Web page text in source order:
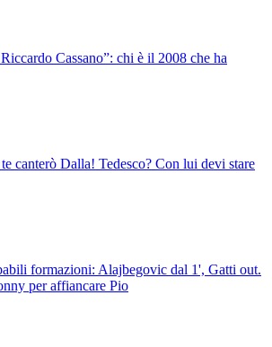
Cassano”: chi è il 2008 che ha
canterò Dalla! Tedesco? Con lui devi stare
formazioni: Alajbegovic dal 1', Gatti out.
per affiancare Pio